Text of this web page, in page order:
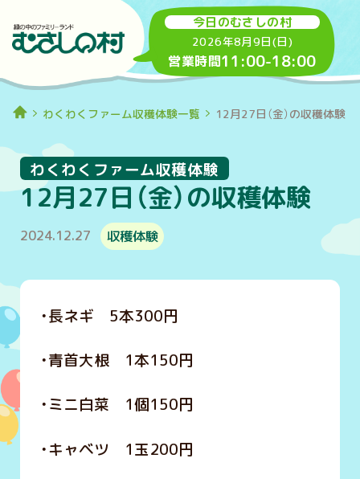
今日のむさしの村
2026年8月9日(日)
営業時間11:00-18:00
わくわくファーム収穫体験一覧 12月27日（金）の収穫体験
12月27日（金）の収穫体験
わくわくファーム収穫体験
2024.12.27 収穫体験
・長ネギ 5本300円
・青首大根 1本150円
・ミニ白菜 1個150円
・キャベツ 1玉200円